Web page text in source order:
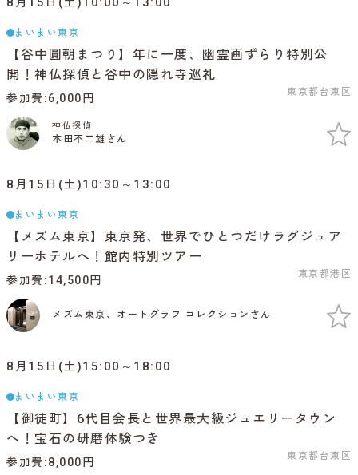
まいまい東京
【谷中圓朝まつり】年に一度、幽霊画ずらり特別公
開！神仏探偵と谷中の隠れ寺巡礼
東京都台東区
参加費 6,000円
神仏探偵
本田不二雄さん
8月15日(土)10:30～13:00
まいまい東京
【メズム東京】東京発、世界でひとつだけラグジュア
リーホテルへ！館内特別ツアー
東京都港区
参加費 14,500円
メズム東京、オートグラフ コレクションさん
8月15日(土)15:00～18:00
まいまい東京
【御徒町】6代目会長と世界最大級ジュエリータウン
へ！宝石の研磨体験つき
東京都台東区
参加費 8,000円